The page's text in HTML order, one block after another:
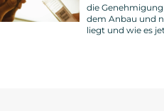
die
dem Anbau und
liegt und wie es